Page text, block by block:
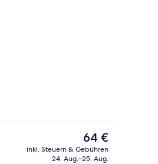
Der
aktuelle
Preis
64 €
inkl. Steuern & Gebühren
24. Aug.–25. Aug.